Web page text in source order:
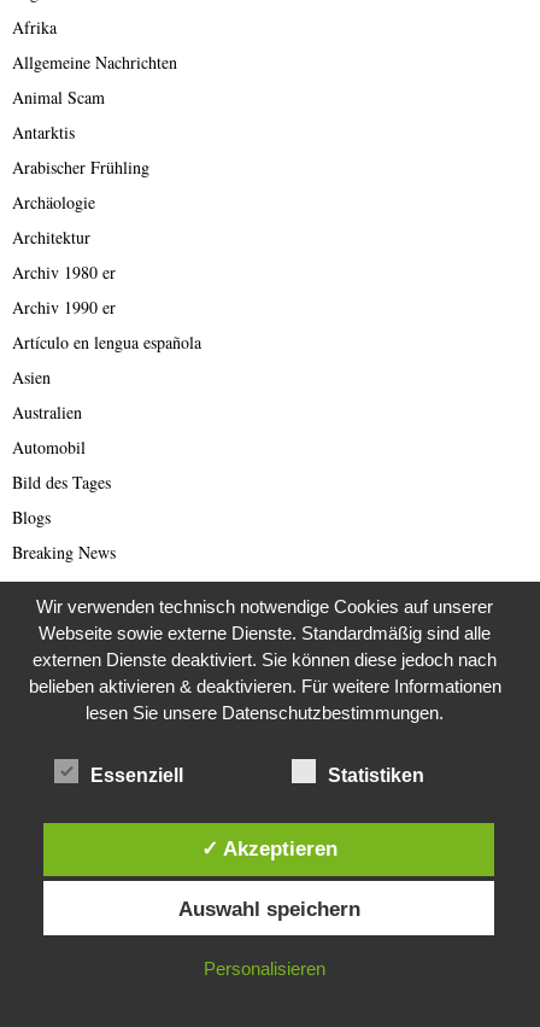
Afrika
Allgemeine Nachrichten
Animal Scam
Antarktis
Arabischer Frühling
Archäologie
Architektur
Archiv 1980 er
Archiv 1990 er
Artículo en lengua española
Asien
Australien
Automobil
Bild des Tages
Blogs
Breaking News
Brexit
Bücher
Bundestagswahl 2021
Business
Business & Wirtschaft
Catastrophe Scam
Corona Kriminelle
Diese Website verwendet Cookies. Durch die weitere Nutzung dieser
Website stimmst du der Verwendung von Cookies zu.
IN ORDNUNG
Wir verwenden technisch notwendige Cookies auf unserer
Webseite sowie externe Dienste. Standardmäßig sind alle
externen Dienste deaktiviert. Sie können diese jedoch nach
belieben aktivieren & deaktivieren. Für weitere Informationen
lesen Sie unsere Datenschutzbestimmungen.
Essenziell Statistiken
✓ Akzeptieren
Auswahl speichern
Personalisieren